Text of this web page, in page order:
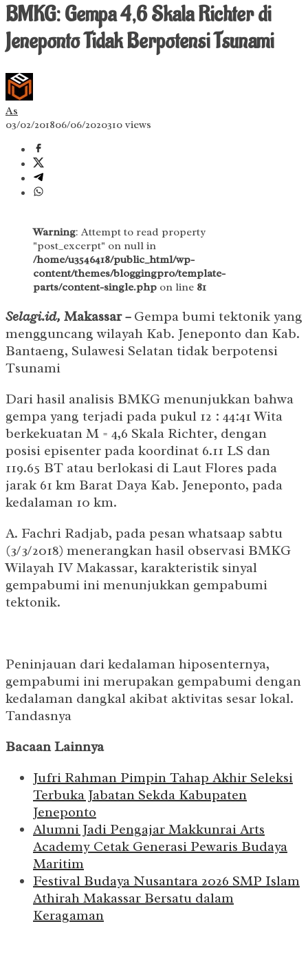
BMKG: Gempa 4,6 Skala Richter di
Jeneponto Tidak Berpotensi Tsunami
As
03/02/201806/06/2020310 views
Warning: Attempt to read property
"post_excerpt" on null in
/home/u3546418/public_html/wp-
content/themes/bloggingpro/template-
parts/content-single.php on line 81
Selagi.id, Makassar– Gempa bumi tektonik yang
mengguncang wilayah Kab. Jeneponto dan Kab.
Bantaeng, Sulawesi Selatan tidak berpotensi
Tsunami
Dari hasil analisis BMKG menunjukkan bahwa
gempa yang terjadi pada pukul 12 : 44:41 Wita
berkekuatan M = 4,6 Skala Richter, dengan
posisi episenter pada koordinat 6.11 LS dan
119.65 BT atau berlokasi di Laut Flores pada
jarak 61 km Barat Daya Kab. Jeneponto, pada
kedalaman 10 km.
A. Fachri Radjab, pada pesan whatsaap sabtu
(3/3/2018) menerangkan hasil observasi BMKG
Wilayah IV Makassar, karakteristik sinyal
gempabumi ini menunjukkan gempabumi
tektonik.
Peninjauan dari kedalaman hiposenternya,
gempabumi ini merupakan gempabumi dengan
kedalaman dangkal akibat aktivitas sesar lokal.
Tandasnya
Bacaan Lainnya
Jufri Rahman Pimpin Tahap Akhir Seleksi
Terbuka Jabatan Sekda Kabupaten
Jeneponto
Alumni Jadi Pengajar Makkunrai Arts
Academy Cetak Generasi Pewaris Budaya
Maritim
Festival Budaya Nusantara 2026 SMP Islam
Athirah Makassar Bersatu dalam
Keragaman